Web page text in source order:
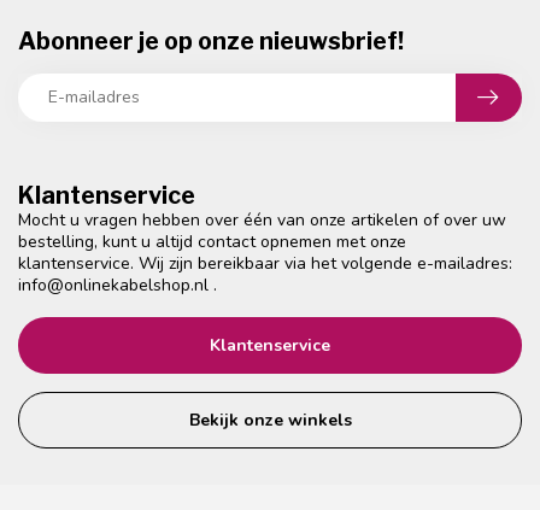
Klantenservice
Mocht u vragen hebben over één van onze artikelen of over uw
bestelling, kunt u altijd contact opnemen met onze
klantenservice. Wij zijn bereikbaar via het volgende e-mailadres:
info@onlinekabelshop.nl .
Klantenservice
Bekijk onze winkels
Abonneer je op onze nieuwsbrief!